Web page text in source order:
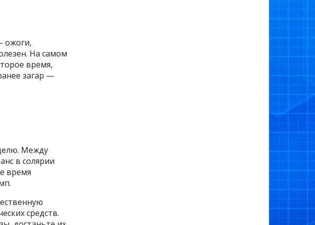
ожоги,
На самом
время,
загар —
Между
в солярии
время
средств.